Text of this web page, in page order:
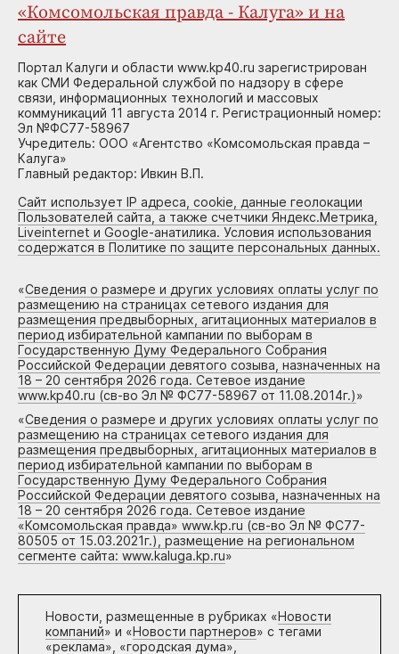
«Комсомольская правда - Калуга» и на
сайте
Портал Калуги и области www.kp40.ru зарегистрирован
как СМИ Федеральной службой по надзору в сфере
связи, информационных технологий и массовых
коммуникаций 11 августа 2014 г. Регистрационный номер:
Эл №ФС77-58967
Учредитель: ООО «Агентство «Комсомольская правда –
Калуга»
Главный редактор: Ивкин В.П.
Сайт использует IP адреса, cookie, данные геолокации
Пользователей сайта, а также счетчики Яндекс.Метрика,
Liveinternet и Google-анатилика. Условия использования
содержатся в Политике по защите персональных данных.
«Сведения о размере и других условиях оплаты услуг по
размещению на страницах сетевого издания для
размещения предвыборных, агитационных материалов в
период избирательной кампании по выборам в
Государственную Думу Федерального Собрания
Российской Федерации девятого созыва, назначенных на
18 – 20 сентября 2026 года. Сетевое издание
www.kp40.ru (св-во Эл № ФС77-58967 от 11.08.2014г.)»
«Сведения о размере и других условиях оплаты услуг по
размещению на страницах сетевого издания для
размещения предвыборных, агитационных материалов в
период избирательной кампании по выборам в
Государственную Думу Федерального Собрания
Российской Федерации девятого созыва, назначенных на
18 – 20 сентября 2026 года. Сетевое издание
«Комсомольская правда» www.kp.ru (св-во Эл № ФС77-
80505 от 15.03.2021г.), размещение на региональном
сегменте сайта: www.kaluga.kp.ru»
Новости, размещенные в рубриках «Новости
компаний» и «Новости партнеров» с тегами
«реклама», «городская дума»,